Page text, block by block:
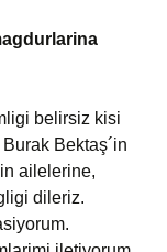
belirsiz kisi
Bektaş´in
ailelerine,
dileriz.